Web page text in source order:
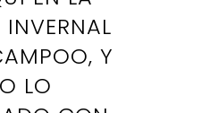
Y
LO